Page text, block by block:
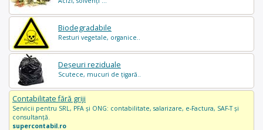
Biodegradabile
Resturi vegetale, organice..
Deșeuri reziduale
Scutece, mucuri de țigară..
Contabilitate fără griji
Servicii pentru SRL, PFA și ONG: contabilitate, salarizare, e-Factura, SAF-T și
consultanță.
supercontabil.ro